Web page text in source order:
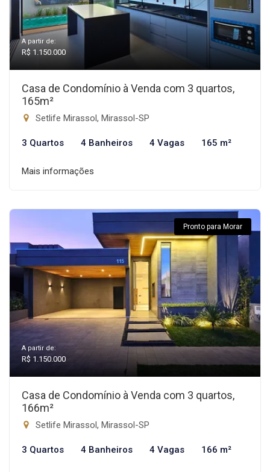
A partir de:
R$ 1.150.000
Casa de Condomínio à Venda com 3 quartos,
165m²
Setlife Mirassol, Mirassol-SP
3 Quartos 4 Banheiros 4 Vagas 165 m²
Mais informações
Pronto para Morar
A partir de:
R$ 1.150.000
Casa de Condomínio à Venda com 3 quartos,
166m²
Setlife Mirassol, Mirassol-SP
3 Quartos 4 Banheiros 4 Vagas 166 m²